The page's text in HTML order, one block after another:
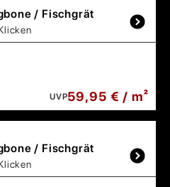
/ Fischgrät
UVP59,95 € / m²
/ Fischgrät